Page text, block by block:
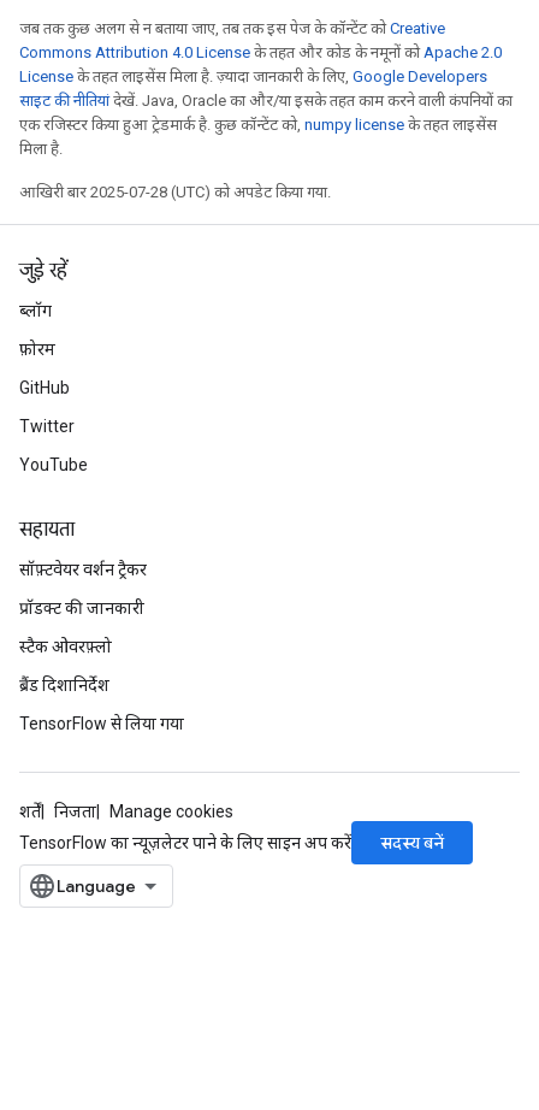
जब तक कुछ अलग से न बताया जाए, तब तक इस पेज के कॉन्टेंट कोCreative
Commons Attribution 4.0 License के तहत और कोड के नमूनों कोApache 2.0
License के तहत लाइसेंस मिला है. ज़्यादा जानकारी के लिए, Google Developers
साइट की नीतियांदेखें. Java, Oracle का और/या इसके तहत काम करने वाली कंपनियों का
एक रजिस्टर किया हुआ ट्रेडमार्क है. कुछ कॉन्टेंट को, numpy license के तहत लाइसेंस
मिला है.
आखिरी बार 2025-07-28 (UTC) को अपडेट किया गया.
जुड़े रहें
ब्लॉग
फ़ोरम
GitHub
Twitter
YouTube
सहायता
सॉफ़्टवेयर वर्शन ट्रैकर
प्रॉडक्ट की जानकारी
स्टैक ओवरफ़्लो
ब्रैंड दिशानिर्देश
TensorFlow से लिया गया
शर्तें निजता
Manage cookies
TensorFlow का न्यूज़लेटर पाने के लिए साइन अप करें
सदस्य बनें